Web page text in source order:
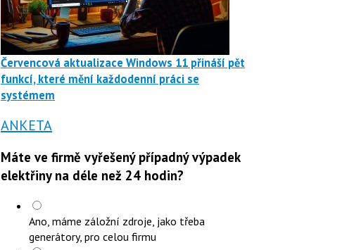
Červencová aktualizace Windows 11 přináší pět
funkcí, které mění každodenní práci se
systémem
ANKETA
Máte ve firmě vyřešený případný výpadek
elektřiny na déle než 24 hodin?
Ano, máme záložní zdroje, jako třeba
generátory, pro celou firmu